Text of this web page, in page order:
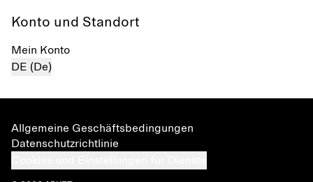
Konto und Standort
Mein Konto
DE (De)
Allgemeine Geschäftsbedingungen
Datenschutzrichtlinie